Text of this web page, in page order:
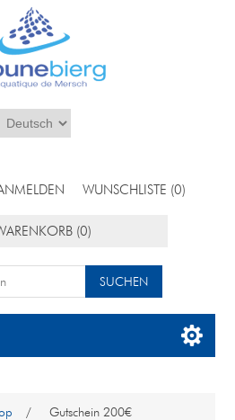
WUNSCHLISTE (0)
(0)
/ Gutschein 200€